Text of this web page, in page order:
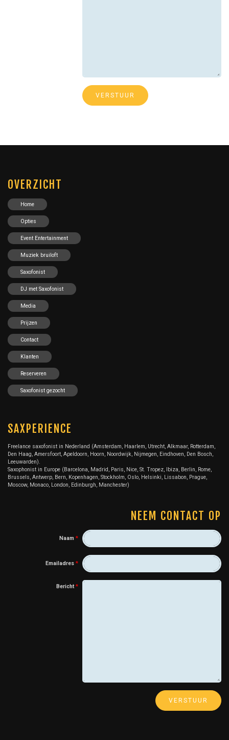
OVERZICHT
Home
Opties
Event Entertainment
Muziek bruiloft
Saxofonist
DJ met Saxofonist
Media
Prijzen
Contact
Klanten
Reserveren
Saxofonist gezocht
SAXPERIENCE
Freelance saxofonist in Nederland (Amsterdam, Haarlem, Utrecht, Alkmaar, Rotterdam,
Den Haag, Amersfoort, Apeldoorn, Hoorn, Noordwijk, Nijmegen, Eindhoven, Den Bosch,
Leeuwarden).
Saxophonist in Europe (Barcelona, Madrid, Paris, Nice, St. Tropez, Ibiza, Berlin, Rome,
Brussels, Antwerp, Bern, Kopenhagen, Stockholm, Oslo, Helsinki, Lissabon, Prague,
Moscow, Monaco, London, Edinburgh, Manchester)
NEEM CONTACT OP
Naam *
Emailadres *
Bericht*